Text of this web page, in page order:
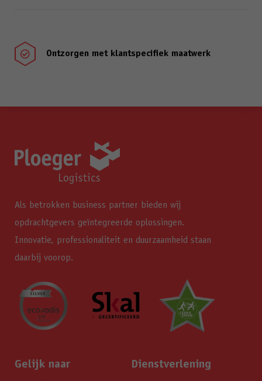
 Ontzorgen met klantspecifiek maatwerk
Als betrokken business partner bieden wij
opdrachtgevers geïntegreerde oplossingen.
Innovatie, professionaliteit en duurzaamheid staan
daarbij voorop.
Gelijk naar Dienstverlening